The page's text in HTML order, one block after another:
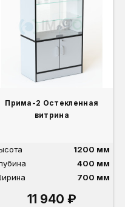
Прима-2 Остекленная
витрина
1200 мм
400 мм
700 мм
11 940 ₽